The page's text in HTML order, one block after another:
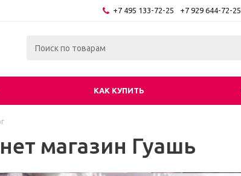
+7 495 133-72-25 +7 929 644-72-25
КАК КУПИТЬ
магазин Гуашь